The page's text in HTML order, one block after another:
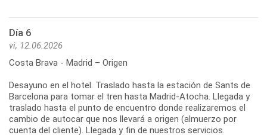
Día 6
vi, 12.06.2026
Costa Brava - Madrid – Origen
Desayuno en el hotel. Traslado hasta la estación de Sants de
Barcelona para tomar el tren hasta Madrid-Atocha. Llegada y
traslado hasta el punto de encuentro donde realizaremos el
cambio de autocar que nos llevará a origen (almuerzo por